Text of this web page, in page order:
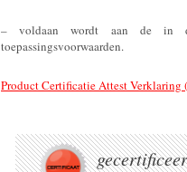
– voldaan wordt aan de in
toepassingsvoorwaarden.
Product Certificatie Attest Verklaring